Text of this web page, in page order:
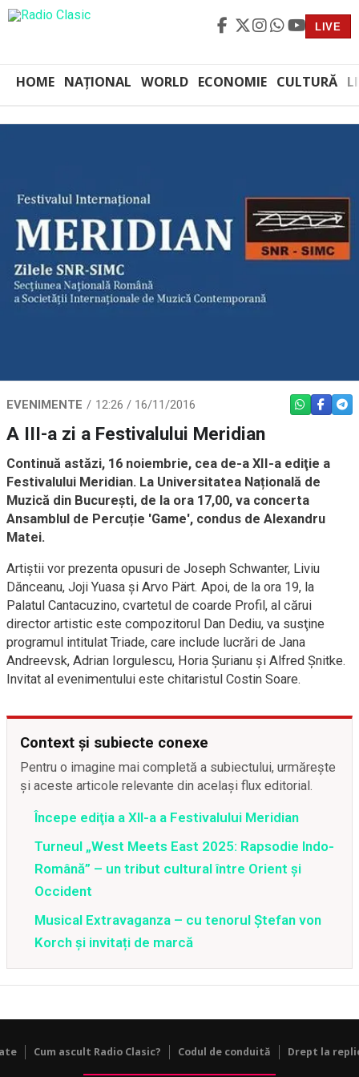
LIVE
HOME NAȚIONAL WORLD ECONOMIE CULTURĂ
EVENIMENTE 12:26 / 16/11/2016 WHATSAPP
A III-a zi a Festivalului Meridian
Continuă astăzi, 16 noiembrie, cea de-a XII-a ediţie a
Festivalului Meridian. La Universitatea Națională de
Muzică din București, de la ora 17,00, va concerta
Ansamblul de Percuție 'Game', condus de Alexandru
Matei.
Artiștii vor prezenta opusuri de Joseph Schwanter, Liviu
Dănceanu, Joji Yuasa și Arvo Pärt. Apoi, de la ora 19, la
Palatul Cantacuzino, cvartetul de coarde Profil, al cărui
director artistic este compozitorul Dan Dediu, va susţine
programul intitulat Triade, care include lucrări de Jana
Andreevsk, Adrian Iorgulescu, Horia Șurianu și Alfred Șnitke.
Invitat al evenimentului este chitaristul Costin Soare.
Context și subiecte conexe
Pentru o imagine mai completă a subiectului, urmărește
și aceste articole relevante din același flux editorial.
Începe ediţia a XII-a a Festivalului Meridian
Turneul „West Meets East 2025: Rapsodie Indo-
Română” – un tribut cultural între Orient și
Occident
Musical Extravaganza – cu tenorul Ștefan von
Korch și invitați de marcă
Cum ascult Radio Clasic? Codul de conduită Drept la